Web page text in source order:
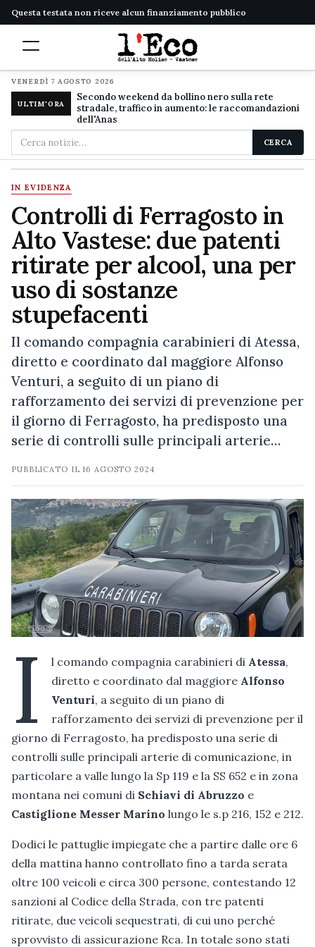
Questa testata non riceve alcun finanziamento pubblico
VENERDÌ 7 AGOSTO 2026
ULTIM'ORA
Secondo weekend da bollino nero sulla rete
stradale, traffico in aumento: le raccomandazioni
dell'Anas
Cerca
nel
sito
CERCA
IN EVIDENZA
Controlli di Ferragosto in
Alto Vastese: due patenti
ritirate per alcool, una per
uso di sostanze
stupefacenti
Il comando compagnia carabinieri di Atessa,
diretto e coordinato dal maggiore Alfonso
Venturi, a seguito di un piano di
rafforzamento dei servizi di prevenzione per
il giorno di Ferragosto, ha predisposto una
serie di controlli sulle principali arterie…
PUBBLICATO IL16 AGOSTO 2024
I l comando compagnia carabinieri di Atessa,
diretto e coordinato dal maggiore Alfonso
Venturi, a seguito di un piano di
rafforzamento dei servizi di prevenzione per il
giorno di Ferragosto, ha predisposto una serie di
controlli sulle principali arterie di comunicazione, in
particolare a valle lungo la Sp 119 e la SS 652 e in zona
montana nei comuni di Schiavi di Abruzzo e
Castiglione Messer Marino lungo le s.p 216, 152 e 212.
Dodici le pattuglie impiegate che a partire dalle ore 6
della mattina hanno controllato fino a tarda serata
oltre 100 veicoli e circa 300 persone, contestando 12
sanzioni al Codice della Strada, con tre patenti
ritirate, due veicoli sequestrati, di cui uno perché
sprovvisto di assicurazione Rca. In totale sono stati